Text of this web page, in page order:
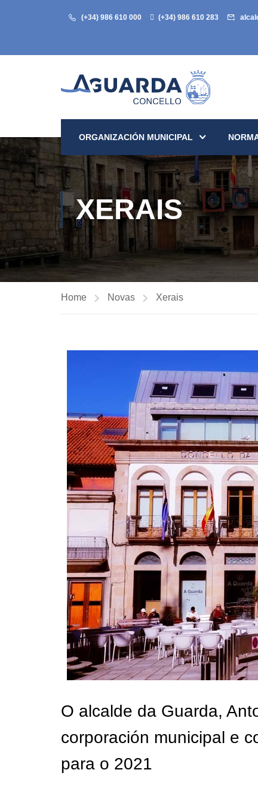
(+34) 986 610 000 (+34) 986 610 283
ORGANIZACIÓN MUNICIPAL
XERAIS
Home Novas Xerais
O alcalde da Guarda,
corporación municipal e
para o 2021